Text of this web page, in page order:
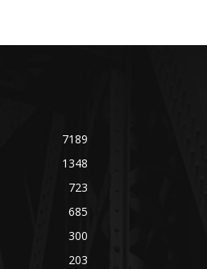
7189
1348
723
685
300
203